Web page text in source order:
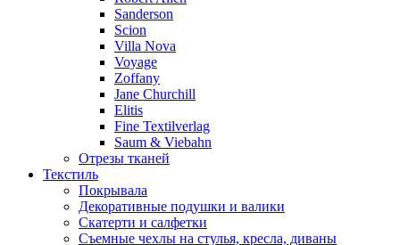
Sanderson
Scion
Villa Nova
Voyage
Zoffany
Jane Churchill
Elitis
Fine Textilverlag
Saum & Viebahn
Отрезы тканей
Текстиль
Покрывала
Декоративные подушки и валики
Скатерти и салфетки
Cъемные чехлы на стулья, кресла, диваны